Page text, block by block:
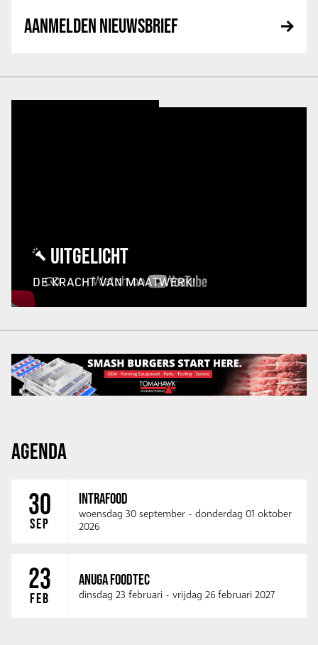
AANMELDEN NIEUWSBRIEF
UITGELICHT
DE KRACHT VAN MAATWERK!
AGENDA
30
SEP
INTRAFOOD
woensdag 30 september - donderdag 01 oktober
2026
23
FEB
ANUGA FOODTEC
dinsdag 23 februari - vrijdag 26 februari 2027